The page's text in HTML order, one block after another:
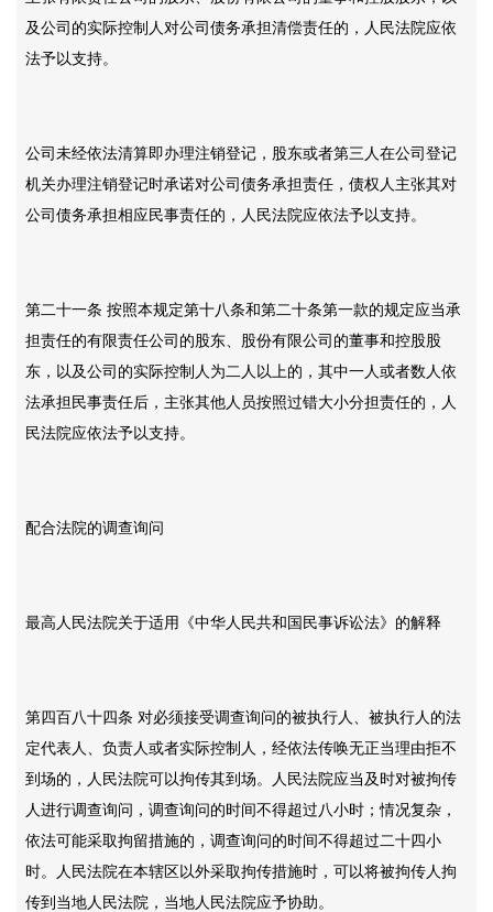
及公司的实际控制人对公司债务承担清偿责任的，人民法院应依
法予以支持。
公司未经依法清算即办理注销登记，股东或者第三人在公司登记
机关办理注销登记时承诺对公司债务承担责任，债权人主张其对
公司债务承担相应民事责任的，人民法院应依法予以支持。
第二十一条 按照本规定第十八条和第二十条第一款的规定应当承
担责任的有限责任公司的股东、股份有限公司的董事和控股股
东，以及公司的实际控制人为二人以上的，其中一人或者数人依
法承担民事责任后，主张其他人员按照过错大小分担责任的，人
民法院应依法予以支持。
配合法院的调查询问
最高人民法院关于适用《中华人民共和国民事诉讼法》的解释
第四百八十四条 对必须接受调查询问的被执行人、被执行人的法
定代表人、负责人或者实际控制人，经依法传唤无正当理由拒不
到场的，人民法院可以拘传其到场。人民法院应当及时对被拘传
人进行调查询问，调查询问的时间不得超过八小时；情况复杂，
依法可能采取拘留措施的，调查询问的时间不得超过二十四小
时。人民法院在本辖区以外采取拘传措施时，可以将被拘传人拘
传到当地人民法院，当地人民法院应予协助。